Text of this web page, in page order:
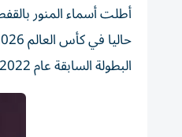
أطلت أسماء ⁠المنور
البطولة ‌السابقة عام 2022 في قطر.